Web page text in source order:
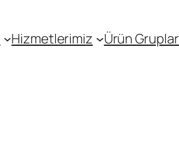
Hizmetlerimiz Ürün